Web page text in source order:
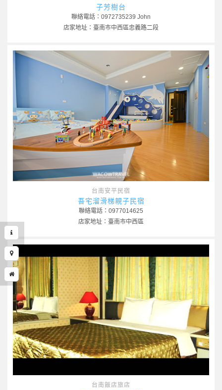
子芳樹台
聯絡電話：0972735239 John
店家地址：臺南市中西區忠義路二段
台南安平民宿
吾宅溜滑梯親子民宿
聯絡電話：0977014625
店家地址：臺南市中西區
台南飯店旅店